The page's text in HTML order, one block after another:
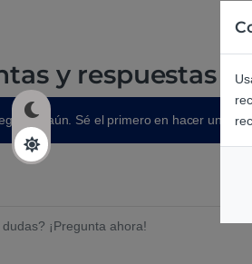
y respuestas
aún. Sé el primero en hacer una